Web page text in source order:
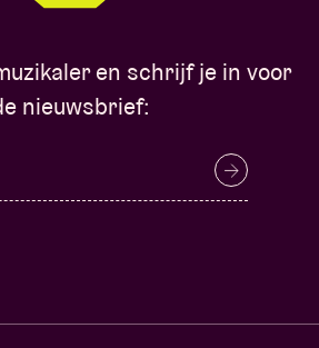
en schrijf je in voor
nieuwsbrief: